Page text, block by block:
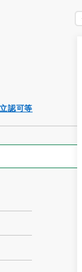
認可等